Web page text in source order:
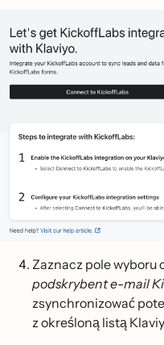
Zaznacz pole wyboru
podskrybent e-mail
zsynchronizować
z określoną listą